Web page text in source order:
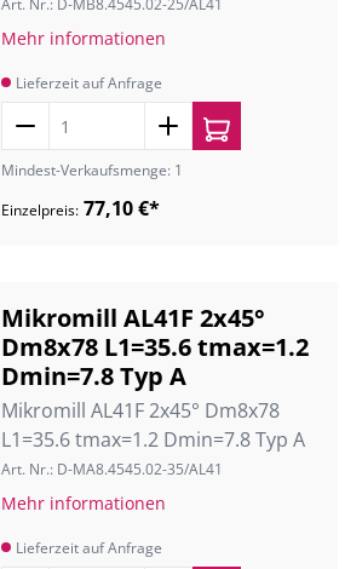
Art. Nr.: D-MB8.4545.02-25/AL41
Mehr informationen
Lieferzeit auf Anfrage
Mindest-Verkaufsmenge: 1
Einzelpreis: 77,10 €*
Mikromill AL41F 2x45°
Dm8x78 L1=35.6 tmax=1.2
Dmin=7.8 Typ A
Mikromill AL41F 2x45° Dm8x78
L1=35.6 tmax=1.2 Dmin=7.8 Typ A
Art. Nr.: D-MA8.4545.02-35/AL41
Mehr informationen
Lieferzeit auf Anfrage